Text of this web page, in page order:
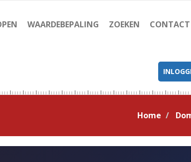
WAARDEBEPALING ZOEKEN CONTACT
Home